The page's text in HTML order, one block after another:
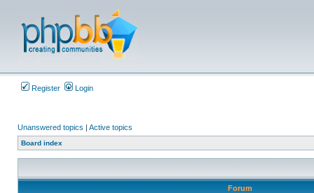
Register Login
Unanswered topics | Active topics
Board index
Forum